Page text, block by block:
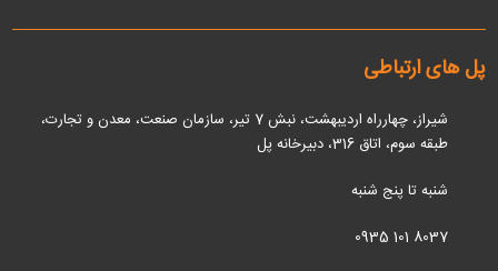
پل های ارتباطی
شیراز، چهارراه اردیبهشت، نبش 7 تیر، سازمان صنعت، معدن و تجارت،
طبقه سوم، اتاق 316، دبیرخانه پل
شنبه تا پنج شنبه
0935 101 8037